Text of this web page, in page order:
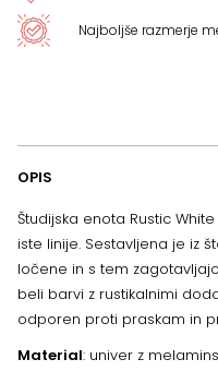
Najboljše razmerje
OPIS
Študijska enota Rustic
iste linije. Sestavljena je iz
ločene in s tem
beli barvi z rustikalnimi
odporen proti praskam in
Material: univer z